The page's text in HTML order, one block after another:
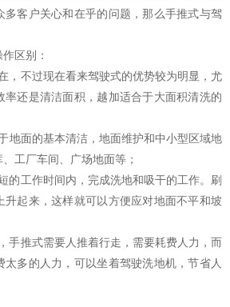
多客户关心和在乎的问题，那么手推式与驾
区别：
不过现在看来驾驶式的优势较为明显，尤
率还是清洁面积，越加适合于大面积清洗的
地面的基本清洁，地面维护和中小型区域地
工厂车间、广场地面等；
工作时间内，完成洗地和吸干的工作。刷
升起来，这样就可以方便应对地面不平和坡
推式需要人推着行走，需要耗费人力，而
太多的人力，可以坐着驾驶洗地机，节省人